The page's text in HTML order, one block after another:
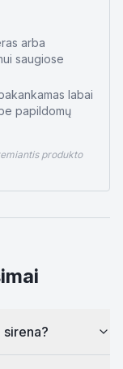
arba
saugiose
labai
papildomų
produkto